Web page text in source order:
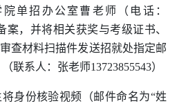
单招办公室曹老师（电话：
案，并将相关获奖与考级证书、
查材料扫描件发送招就处指定邮
联系人：张老师13723855543）
将身份核验视频（邮件命名为“姓